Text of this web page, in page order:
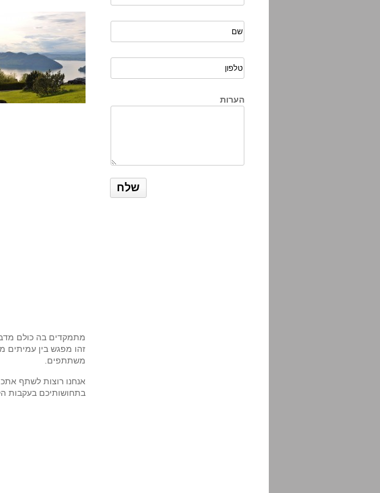
מתמקדים בה כולם
זהו מפגש בין עמיתים
משתתפים.
אנחנו רוצות לשתף
בתחושותיכם בעקבות
הערות